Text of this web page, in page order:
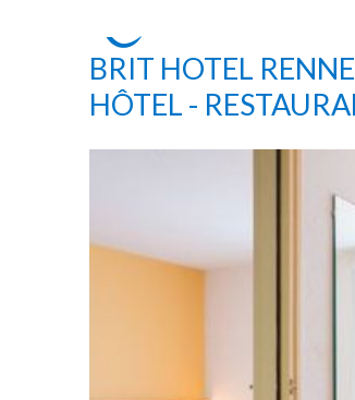
BRIT HOTEL
HÔTEL -